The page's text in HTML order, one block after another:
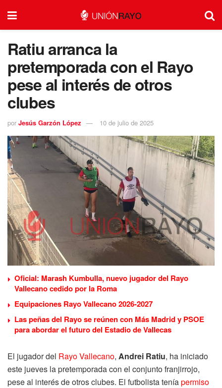
Ratiu arranca la
pretemporada con el Rayo
pese al interés de otros
clubes
por Jesús Garzón López 10 de julio de 2025
Oficial: Marash Kumbulla, nuevo jugador del Rayo
Vallecano cedido por la Roma
Equipaciones Rayo Vallecano 2026-2027
Las peñas del Rayo se reúnen con Más Madrid y PSOE
para abordar el futuro del Estadio de Vallecas
El jugador del Rayo Vallecano, Andrei Ratiu, ha iniciado
este jueves la pretemporada con el conjunto franjirrojo,
pese al interés de otros clubes. El futbolista teníapermiso